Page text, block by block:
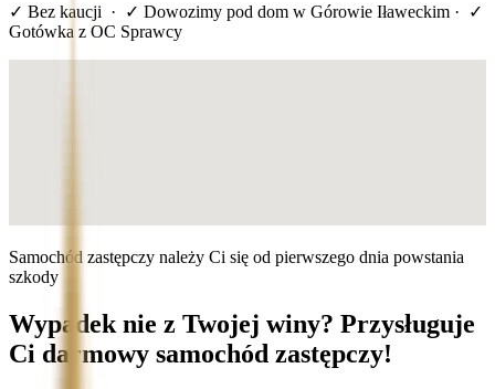
✓ Bez kaucji · ✓ Dowozimy pod dom w Górowie Iławeckim · ✓
Gotówka z OC Sprawcy
Samochód zastępczy należy Ci się od pierwszego dnia powstania
szkody
Wypadek nie z Twojej winy? Przysługuje
Ci darmowy samochód zastępczy!